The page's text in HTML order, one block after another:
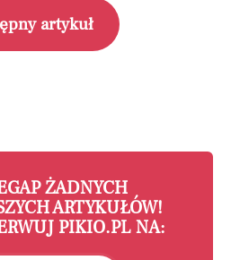
artykuł
ŻADNYCH
ARTYKUŁÓW!
PIKIO.PL NA: